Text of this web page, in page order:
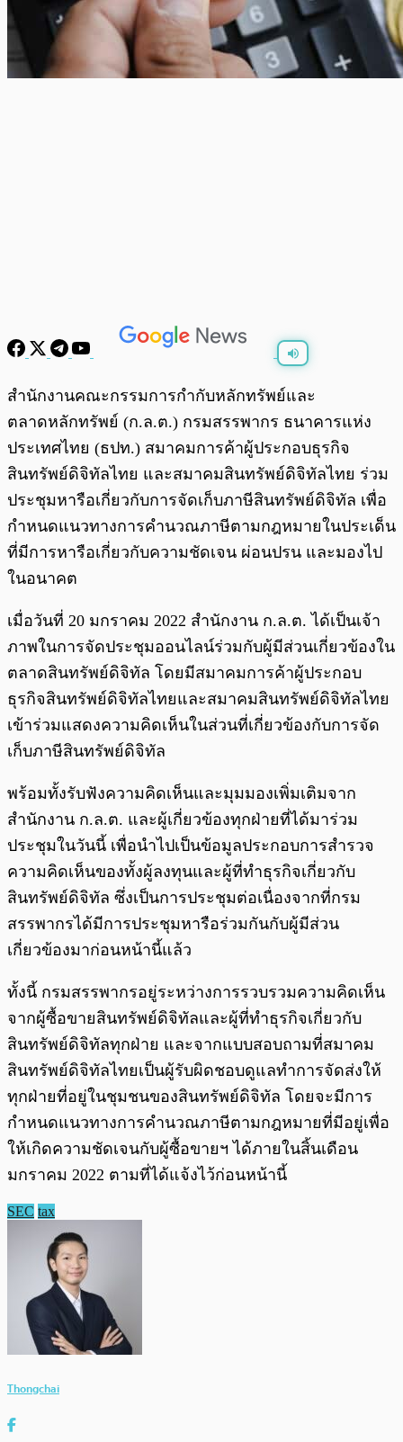
สำนักงานคณะกรรมการกำกับหลักทรัพย์และ
ตลาดหลักทรัพย์ (ก.ล.ต.) กรมสรรพากร ธนาคารแห่ง
ประเทศไทย (ธปท.) สมาคมการค้าผู้ประกอบธุรกิจ
สินทรัพย์ดิจิทัลไทย และสมาคมสินทรัพย์ดิจิทัลไทย ร่วม
ประชุมหารือเกี่ยวกับการจัดเก็บภาษีสินทรัพย์ดิจิทัล เพื่อ
กำหนดแนวทางการคำนวณภาษีตามกฎหมายในประเด็น
ที่มีการหารือเกี่ยวกับความชัดเจน ผ่อนปรน และมองไป
ในอนาคต
เมื่อวันที่ 20 มกราคม 2022 สำนักงาน ก.ล.ต. ได้เป็นเจ้า
ภาพในการจัดประชุมออนไลน์ร่วมกับผู้มีส่วนเกี่ยวข้องใน
ตลาดสินทรัพย์ดิจิทัล โดยมีสมาคมการค้าผู้ประกอบ
ธุรกิจสินทรัพย์ดิจิทัลไทยและสมาคมสินทรัพย์ดิจิทัลไทย
เข้าร่วมแสดงความคิดเห็นในส่วนที่เกี่ยวข้องกับการจัด
เก็บภาษีสินทรัพย์ดิจิทัล
พร้อมทั้งรับฟังความคิดเห็นและมุมมองเพิ่มเติมจาก
สำนักงาน ก.ล.ต. และผู้เกี่ยวข้องทุกฝ่ายที่ได้มาร่วม
ประชุมในวันนี้ เพื่อนำไปเป็นข้อมูลประกอบการสำรวจ
ความคิดเห็นของทั้งผู้ลงทุนและผู้ที่ทำธุรกิจเกี่ยวกับ
สินทรัพย์ดิจิทัล ซึ่งเป็นการประชุมต่อเนื่องจากที่กรม
สรรพากรได้มีการประชุมหารือร่วมกันกับผู้มีส่วน
เกี่ยวข้องมาก่อนหน้านี้แล้ว
ทั้งนี้ กรมสรรพากรอยู่ระหว่างการรวบรวมความคิดเห็น
จากผู้ซื้อขายสินทรัพย์ดิจิทัลและผู้ที่ทำธุรกิจเกี่ยวกับ
สินทรัพย์ดิจิทัลทุกฝ่าย และจากแบบสอบถามที่สมาคม
สินทรัพย์ดิจิทัลไทยเป็นผู้รับผิดชอบดูแลทำการจัดส่งให้
ทุกฝ่ายที่อยู่ในชุมชนของสินทรัพย์ดิจิทัล โดยจะมีการ
กำหนดแนวทางการคำนวณภาษีตามกฎหมายที่มีอยู่เพื่อ
ให้เกิดความชัดเจนกับผู้ซื้อขายฯ ได้ภายในสิ้นเดือน
มกราคม 2022 ตามที่ได้แจ้งไว้ก่อนหน้านี้
SEC tax
Thongchai